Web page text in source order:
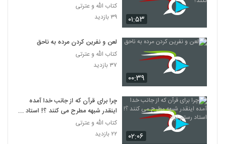
۰۱:۵۳
کتاب الله و عترتی
۳۹ بازدید
۰۰:۳۹
لعن و نفرين کردن مرده به ناحق
کتاب الله و عترتی
۳۷ بازدید
۰۲:۰۶
چرا برای قرآن که از جانب خدا آمده
اینقدر شبهه مطرح می کنند ؟! استاد
رستم نژاد
کتاب الله و عترتی
۲۲ بازدید